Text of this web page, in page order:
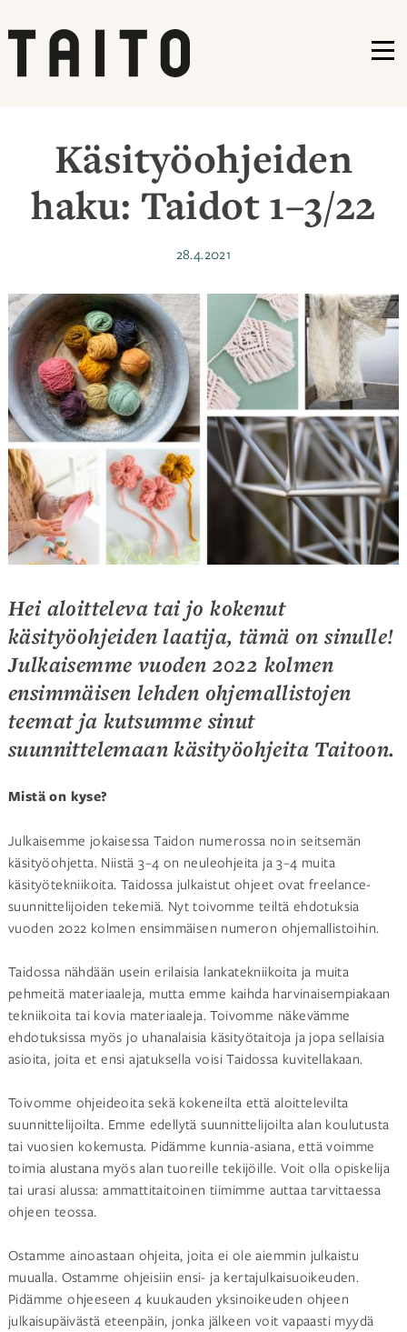
Käsityöohjeiden
haku: Taidot 1–3/22
Julkaistu
28.4.2021
Hei aloitteleva tai jo kokenut
käsityöohjeiden laatija, tämä on sinulle!
Julkaisemme vuoden 2022 kolmen
ensimmäisen lehden ohjemallistojen
teemat ja kutsumme sinut
suunnittelemaan käsityöohjeita Taitoon.
Mistä on kyse?
Julkaisemme jokaisessa Taidon numerossa noin seitsemän
käsityöohjetta. Niistä 3–4 on neuleohjeita ja 3–4 muita
käsityötekniikoita. Taidossa julkaistut ohjeet ovat freelance-
suunnittelijoiden tekemiä. Nyt toivomme teiltä ehdotuksia
vuoden 2022 kolmen ensimmäisen numeron ohjemallistoihin.
Taidossa nähdään usein erilaisia lankatekniikoita ja muita
pehmeitä materiaaleja, mutta emme kaihda harvinaisempiakaan
tekniikoita tai kovia materiaaleja. Toivomme näkevämme
ehdotuksissa myös jo uhanalaisia käsityötaitoja ja jopa sellaisia
asioita, joita et ensi ajatuksella voisi Taidossa kuvitellakaan.
Toivomme ohjeideoita sekä kokeneilta että aloittelevilta
suunnittelijoilta. Emme edellytä suunnittelijoilta alan koulutusta
tai vuosien kokemusta. Pidämme kunnia-asiana, että voimme
toimia alustana myös alan tuoreille tekijöille. Voit olla opiskelija
tai urasi alussa: ammattitaitoinen tiimimme auttaa tarvittaessa
ohjeen teossa.
Ostamme ainoastaan ohjeita, joita ei ole aiemmin julkaistu
muualla. Ostamme ohjeisiin ensi- ja kertajulkaisuoikeuden.
Pidämme ohjeeseen 4 kuukauden yksinoikeuden ohjeen
julkaisupäivästä eteenpäin, jonka jälkeen voit vapaasti myydä